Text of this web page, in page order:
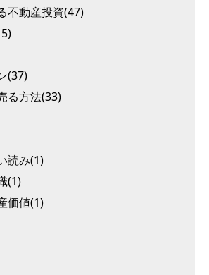
不動産投資(47)
(37)
る方法(33)
読み(1)
(1)
価値(1)